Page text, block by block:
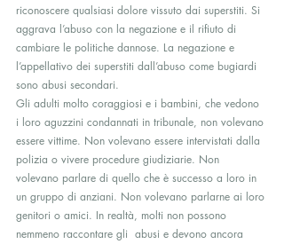
riconoscere qualsiasi dolore vissuto dai superstiti. Si
aggrava l’abuso con la negazione e il rifiuto di
cambiare le politiche dannose. La negazione e
l’appellativo dei superstiti dall’abuso come bugiardi
sono abusi secondari.
Gli adulti molto coraggiosi e i bambini, che vedono
i loro aguzzini condannati in tribunale, non volevano
essere vittime. Non volevano essere intervistati dalla
polizia o vivere procedure giudiziarie. Non
volevano parlare di quello che è successo a loro in
un gruppo di anziani. Non volevano parlarne ai loro
genitori o amici. In realtà, molti non possono
nemmeno raccontare gli  abusi e devono ancora